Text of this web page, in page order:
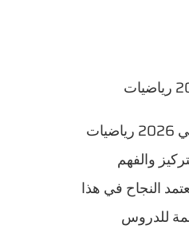
ويُعتبر مناظرة التاسعة أساسي 2026 رياضيات
والفهم
النجاح في هذا
للدروس